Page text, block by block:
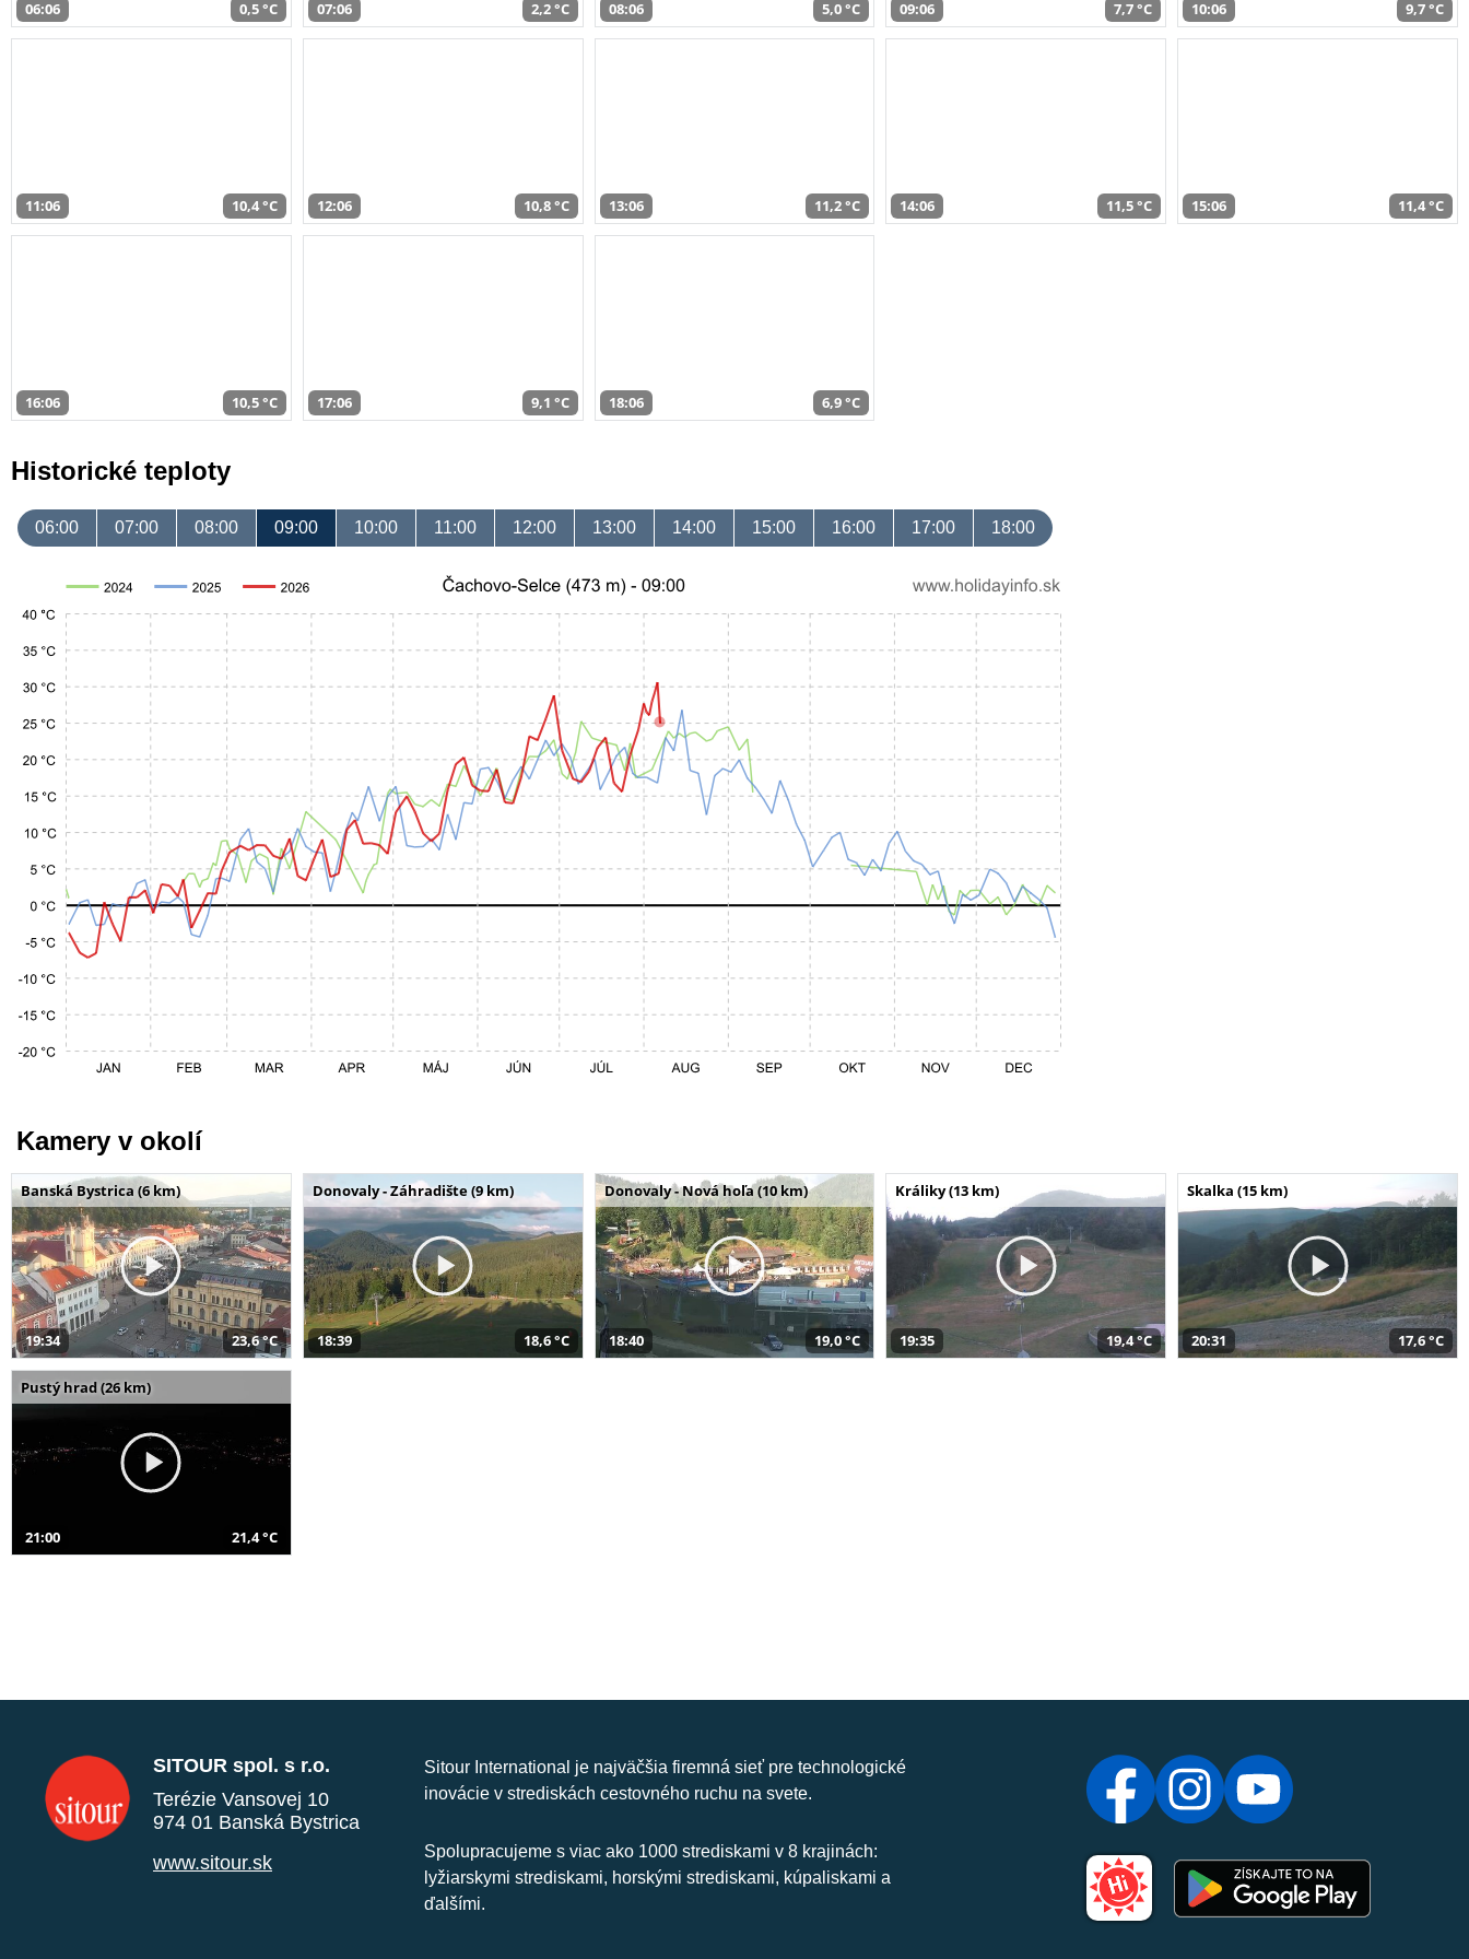
06:06 0,5 °C 07:06 2,2 °C 08:06 5,0 °C 09:06 7,7 °C 10:06 9,7 °C
11:06 10,4 °C 12:06 10,8 °C 13:06 11,2 °C 14:06 11,5 °C 15:06 11,4 °C
16:06 10,5 °C 17:06 9,1 °C 18:06 6,9 °C
Historické teploty
06:00 07:00 08:00 09:00 10:00 11:00 12:00 13:00 14:00 15:00 16:00 17:00 18:00
Kamery v okolí
Banská Bystrica (6 km)
19:34 23,6 °C
Donovaly - Záhradište (9 km)
18:39 18,6 °C
Donovaly - Nová hoľa (10 km)
18:40 19,0 °C
Králiky (13 km)
19:35 19,4 °C
Skalka (15 km)
20:31 17,6 °C
Pustý hrad (26 km)
21:00 21,4 °C
SITOUR spol. s r.o.
Terézie Vansovej 10
974 01 Banská Bystrica
www.sitour.sk
Sitour International je najväčšia firemná sieť pre technologické
inovácie v strediskách cestovného ruchu na svete.
Spolupracujeme s viac ako 1000 strediskami v 8 krajinách:
lyžiarskymi strediskami, horskými strediskami, kúpaliskami a
ďalšími.